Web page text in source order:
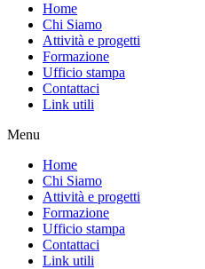
Home
Chi Siamo
Attività e progetti
Formazione
Ufficio stampa
Contattaci
Link utili
Menu
Home
Chi Siamo
Attività e progetti
Formazione
Ufficio stampa
Contattaci
Link utili